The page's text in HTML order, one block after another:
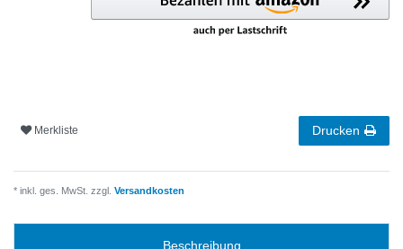
Merkliste Drucken
* inkl. ges. MwSt. zzgl. Versandkosten
Beschreibung